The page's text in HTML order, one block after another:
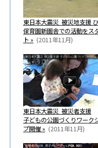
東日本大震災 被災地支援
保育園新園舎での活動をス
ト » (2011年11月)
東日本大震災 被災者支援
子どもの公園づくりワーク
プ開催 » (2011年11月)